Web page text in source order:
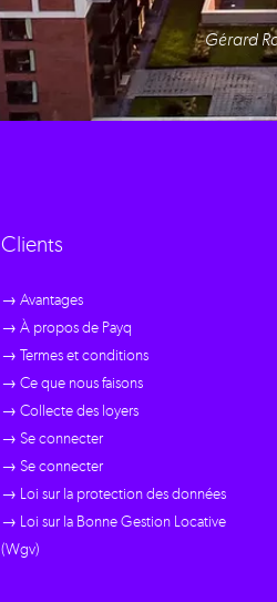
Gérard
Clients
→ Avantages
→ À propos de Payq
→ Termes et conditions
→ Ce que nous faisons
→ Collecte des loyers
→ Se connecter
→ Se connecter
→ Loi sur la protection des données
→ Loi sur la Bonne Gestion Locative
(Wgv)